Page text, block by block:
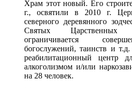
Храм этот новый. Его
г., освятили в 2010 г.
северного деревянного
Святых Царственных
ограничивается
богослужений, таинств и
реабилитационный центр
алкоголизмом и/или
на 28 человек.